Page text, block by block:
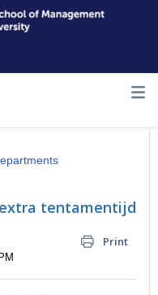
tentamentijd
Print